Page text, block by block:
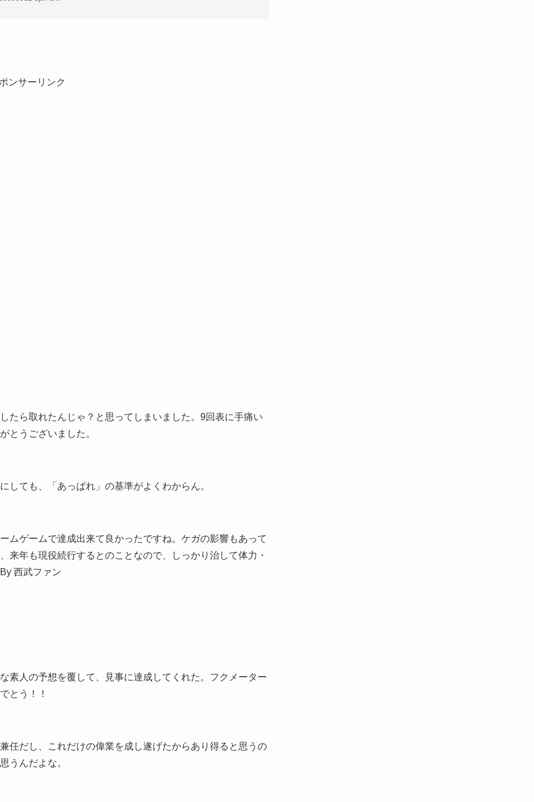
ンサーリンク
たら取れたんじゃ？と思ってしまいました。9回表に手痛い
とうございました。
しても、「あっぱれ」の基準がよくわからん。
ムゲームで達成出来て良かったですね。ケガの影響もあって
来年も現役続行するとのことなので、しっかり治して体力・
西武ファン
素人の予想を覆して、見事に達成してくれた。フクメーター
とう！！
任だし、これだけの偉業を成し遂げたからあり得ると思うの
うんだよな。